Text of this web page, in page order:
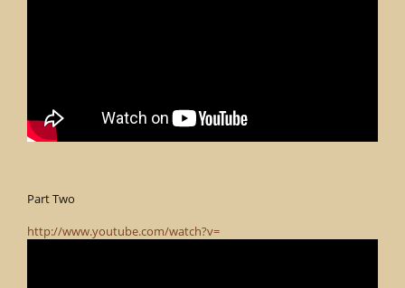
Part Two
http://www.youtube.com/watch?v=